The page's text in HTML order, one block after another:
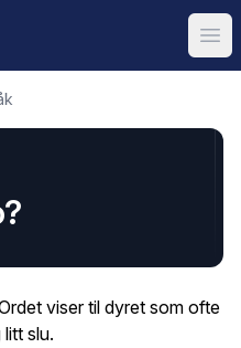
viser til dyret som ofte
slu.